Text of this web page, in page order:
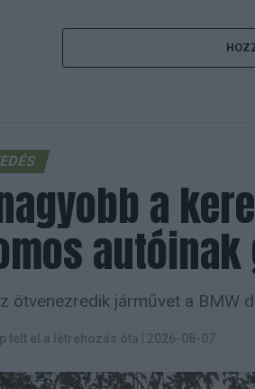
a
autóinak
ötvenezredik járművet a BMW
telt el a létrehozás óta 2026-08-07